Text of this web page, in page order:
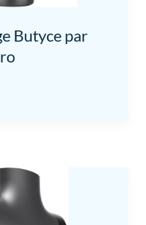
Butyce par